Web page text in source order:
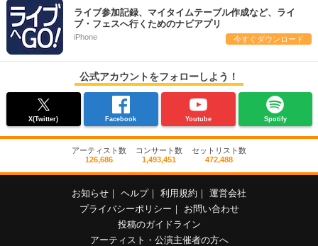
ライブ参加記録、マイタイムテーブル作成など、ライ
ブ・フェスへ行くためのナビアプリ
iPhone 今すぐダウンロード
公式アカウントをフォローしよう！
X(Twitter) Facebook Youtube Spotify
アーティスト数
126,686
コンサート数
1,493,451
セットリスト数
472,488
お知らせ ヘルプ 利用規約
運営会社
プライバシーポリシー
お問い合わせ
投稿のガイドライン
アーティスト・公演主催者の方へ